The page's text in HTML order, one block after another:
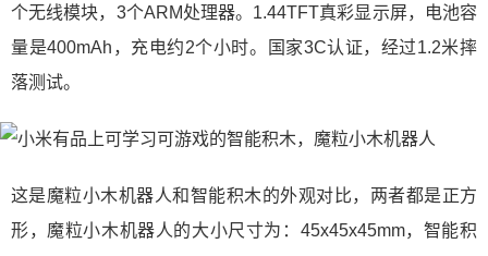
个无线模块，3个ARM处理器。1.44TFT真彩显示屏，电池容
量是400mAh，充电约2个小时。国家3C认证，经过1.2米摔
落测试。
这是魔粒小木机器人和智能积木的外观对比，两者都是正方
形，魔粒小木机器人的大小尺寸为：45x45x45mm，智能积